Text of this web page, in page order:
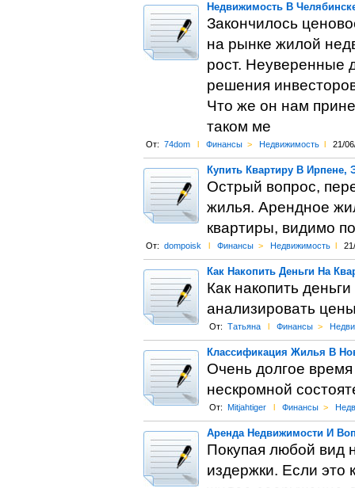
Недвижимость В
Закончилось
на рынке жилой
рост. Неуверенные
решения
Что же он нам
таком ме
От: 74dom l Финансы > Недвижимость l 21/
Купить Квартиру В Ирпене,
Острый вопрос,
жилья. Арендное
квартиры, видимо
От: dompoisk l Финансы > Недвижимость l
Как Накопить Деньги На
Как накопить
анализировать
От: Татьяна l Финансы >
Классификация Жилья В
Очень долгое время
нескромной
От: Mitjahtiger l Финансы >
Аренда Недвижимости И
Покупая любой вид
издержки. Если это